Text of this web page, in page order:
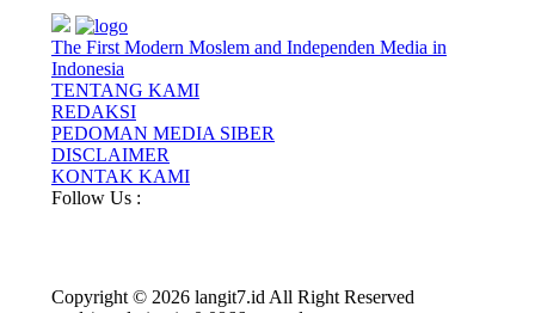
The First Modern Moslem and Independen Media in
Indonesia
TENTANG KAMI
REDAKSI
PEDOMAN MEDIA SIBER
DISCLAIMER
KONTAK KAMI
Follow Us :
Copyright © 2026 langit7.id All Right Reserved